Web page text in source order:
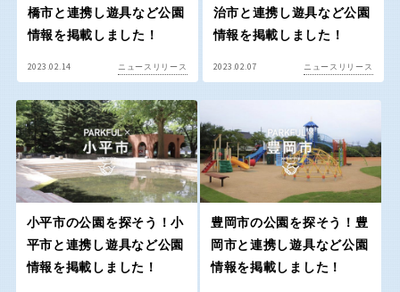
兵庫 奈良
中国・四国
鳥取 島根
岡山 広島
橋市と連携し遊具など公園
情報を掲載しました！
2023.02.14 ニュースリリース
治市と連携し遊具など公園
情報を掲載しました！
2023.02.07 ニュースリリース
小平市の公園を探そう！小
平市と連携し遊具など公園
情報を掲載しました！
豊岡市の公園を探そう！豊
岡市と連携し遊具など公園
情報を掲載しました！